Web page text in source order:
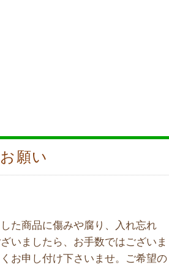
願い
た商品に傷みや腐り、入れ忘れ
いましたら、お手数ではございま
お申し付け下さいませ。ご希望の